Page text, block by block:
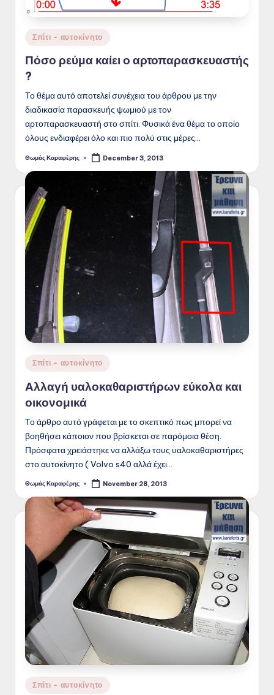
Posted
Σπίτι - αυτοκίνητο
Πόσο ρεύμα καίει ο αρτοπαρασκευαστής
?
Το θέμα αυτό αποτελεί συνέχεια του άρθρου με την
διαδικασία παρασκευής ψωμιού με τον
αρτοπαρασκευαστή στο σπίτι. Φυσικά ένα θέμα το οποίο
όλους ενδιαφέρει όλο και πιο πολύ στις μέρες…
Posted
Θωμάς Καραφέρης December 3, 2013
Posted
Σπίτι - αυτοκίνητο
Αλλαγή υαλοκαθαριστήρων εύκολα και
οικονομικά
Το άρθρο αυτό γράφεται με το σκεπτικό πως μπορεί να
βοηθήσει κάποιον που βρίσκεται σε παρόμοια θέση.
Πρόσφατα χρειάστηκε να αλλάξω τους υαλοκαθαριστήρες
στο αυτοκίνητο ( Volvo s40 αλλά έχει…
Posted
Θωμάς Καραφέρης November 28, 2013
Posted
Σπίτι - αυτοκίνητο